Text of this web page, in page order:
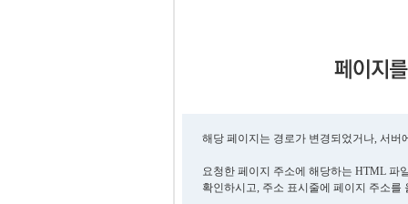
해당 페이지는 경로가 변경되었거나, 서
요청한 페이지 주소에 해당하는 HTML 파
확인하시고, 주소 표시줄에 페이지 주소